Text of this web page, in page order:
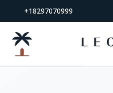
+18297070999